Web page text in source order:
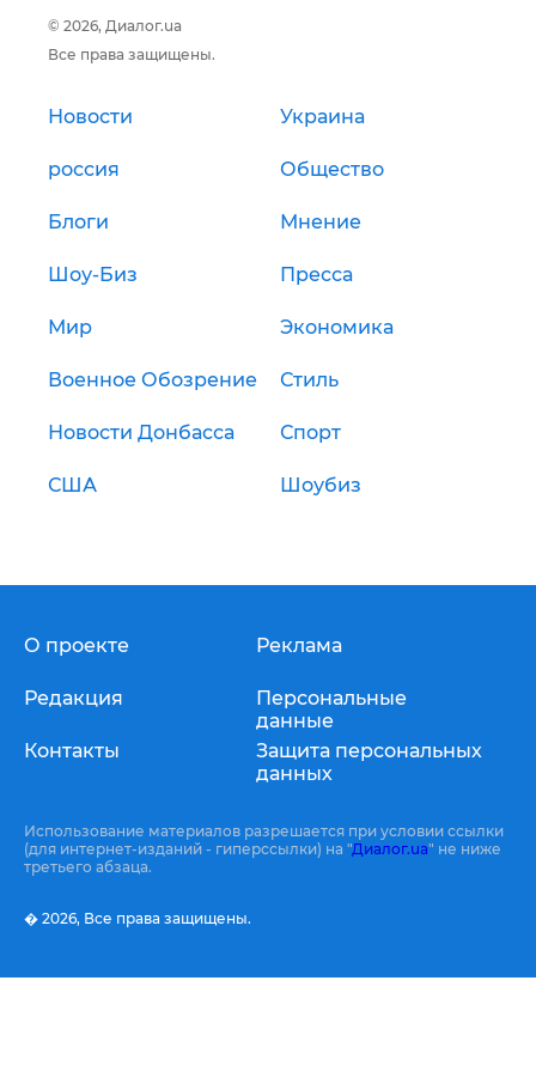
© 2026, Диалог.ua
Все права защищены.
Новости Украина
россия Общество
Блоги Мнение
Шоу-Биз Пресса
Мир Экономика
Военное Обозрение Стиль
Новости Донбасса Спорт
США Шоубиз
О проекте
Редакция
Контакты
Реклама
Персональные
данные
Защита персональных
данных
Использование материалов разрешается при условии ссылки
(для интернет-изданий - гиперссылки) на "Диалог.ua" не ниже
третьего абзаца.
� 2026, Все права защищены.